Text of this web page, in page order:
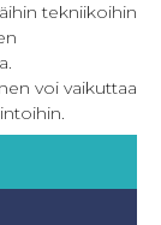
tekniikoihin
voi vaikuttaa